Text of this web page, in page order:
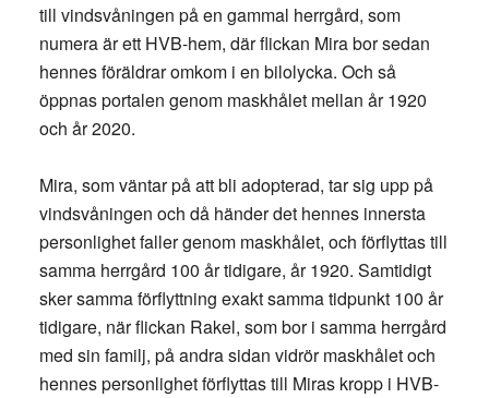
till vindsvåningen på en gammal herrgård, som
numera är ett HVB-hem, där flickan Mira bor sedan
hennes föräldrar omkom i en bilolycka. Och så
öppnas portalen genom maskhålet mellan år 1920
och år 2020.
Mira, som väntar på att bli adopterad, tar sig upp på
vindsvåningen och då händer det hennes innersta
personlighet faller genom maskhålet, och förflyttas till
samma herrgård 100 år tidigare, år 1920. Samtidigt
sker samma förflyttning exakt samma tidpunkt 100 år
tidigare, när flickan Rakel, som bor i samma herrgård
med sin familj, på andra sidan vidrör maskhålet och
hennes personlighet förflyttas till Miras kropp i HVB-